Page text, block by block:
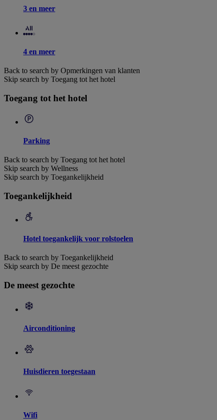
3 en meer
4 en meer
Back to search by Opmerkingen van klanten
Skip search by Toegang tot het hotel
Toegang tot het hotel
Parking
Back to search by Toegang tot het hotel
Skip search by Wellness
Skip search by Toegankelijkheid
Toegankelijkheid
Hotel toegankelijk voor rolstoelen
Back to search by Toegankelijkheid
Skip search by De meest gezochte
De meest gezochte
Airconditioning
Huisdieren toegestaan
Wifi